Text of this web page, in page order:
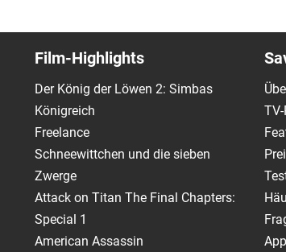
Film-Highlights
Der König der Löwen 2: Simbas
Königreich
Freelance
Schneewittchen und die sieben
Zwerge
Attack on Titan The Final Chapters:
Special 1
American Assassin